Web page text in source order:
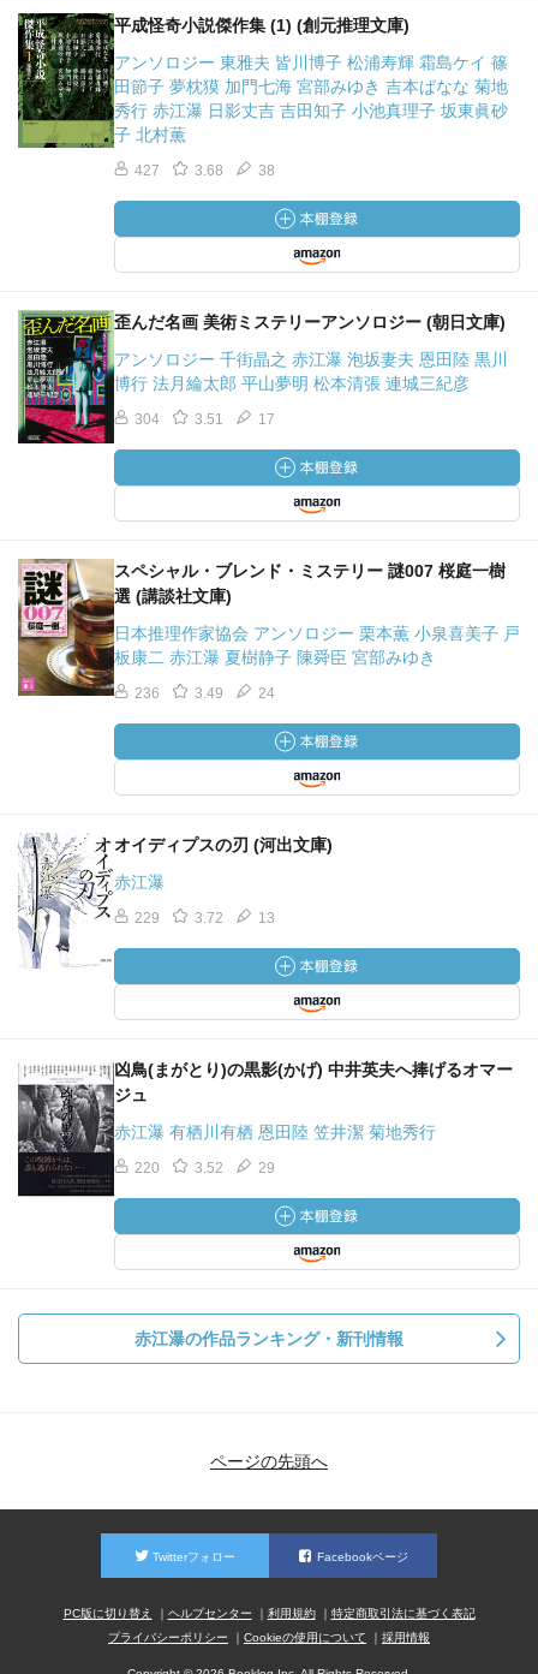
平成怪奇小説傑作集 (1) (創元推理文庫)
アンソロジー 東雅夫 皆川博子 松浦寿輝 霜島ケイ 篠
田節子 夢枕獏 加門七海 宮部みゆき 吉本ばなな 菊地
秀行 赤江瀑 日影丈吉 吉田知子 小池真理子 坂東眞砂
子 北村薫
427 3.68 38
歪んだ名画 美術ミステリーアンソロジー (朝日文庫)
アンソロジー 千街晶之 赤江瀑 泡坂妻夫 恩田陸 黒川
博行 法月綸太郎 平山夢明 松本清張 連城三紀彦
304 3.51 17
スペシャル・ブレンド・ミステリー 謎007 桜庭一樹
選 (講談社文庫)
日本推理作家協会 アンソロジー 栗本薫 小泉喜美子 戸
板康二 赤江瀑 夏樹静子 陳舜臣 宮部みゆき
236 3.49 24
オイディプスの刃 (河出文庫)
赤江瀑
229 3.72 13
凶鳥(まがとり)の黒影(かげ) 中井英夫へ捧げるオマー
ジュ
赤江瀑 有栖川有栖 恩田陸 笠井潔 菊地秀行
220 3.52 29
赤江瀑の作品ランキング・新刊情報
ページの先頭へ
Twitterフォロー Facebookページ
PC版に切り替え ヘルプセンター 利用規約
特定商取引法に基づく表記
プライバシーポリシー
Cookieの使用について 採用情報